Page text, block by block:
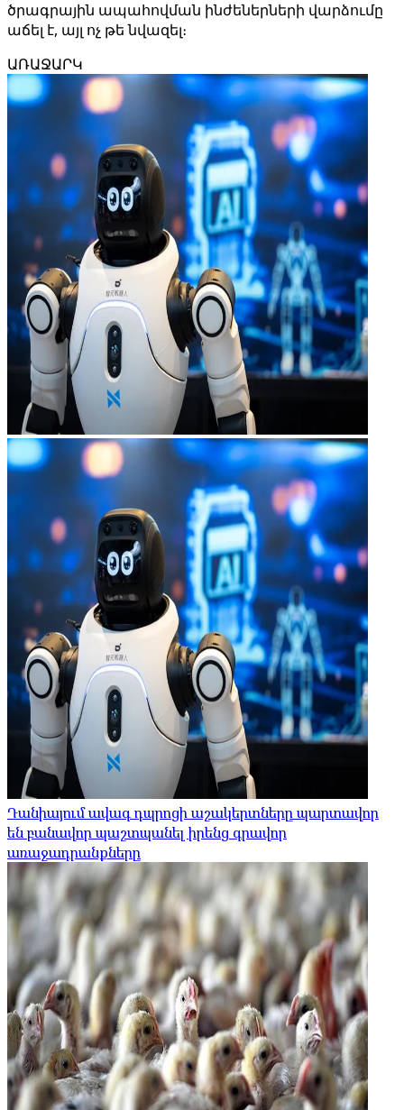
ծրագրային ապահովման ինժեներների վարձումը
աճել է, այլ ոչ թե նվազել։
ԱՌԱՋԱՐԿ
Դանիայում ավագ դպրոցի աշակերտները պարտավոր
են բանավոր պաշտպանել իրենց գրավոր
առաջադրանքները